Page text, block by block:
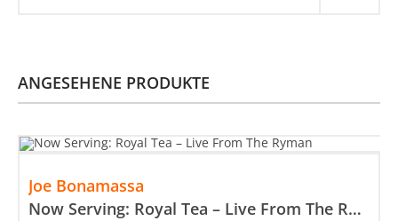
ANGESEHENE PRODUKTE
Joe Bonamassa
Now Serving: Royal Tea – Live From The Ryman